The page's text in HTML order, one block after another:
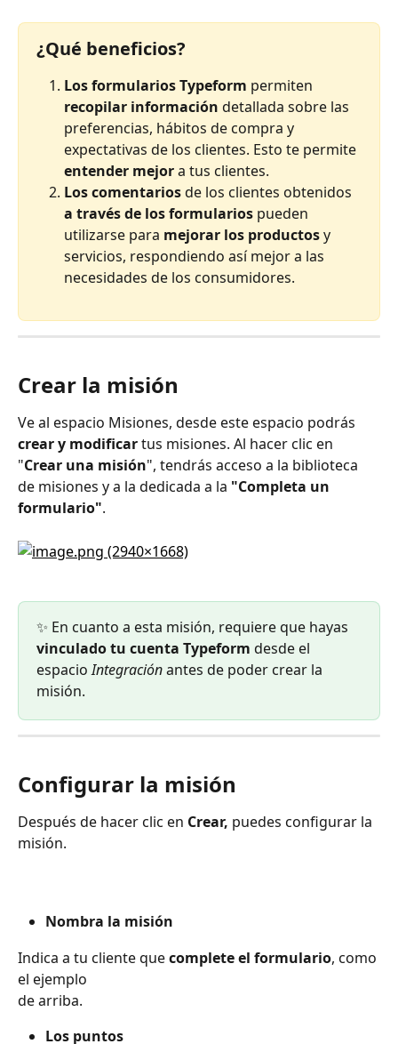
¿Qué beneficios?
Los formularios Typeform permiten
recopilar información detallada sobre las
preferencias, hábitos de compra y
expectativas de los clientes. Esto te permite
entender mejor a tus clientes.
Los comentarios de los clientes obtenidos
a través de los formularios pueden
utilizarse para mejorar los productos y
servicios, respondiendo así mejor a las
necesidades de los consumidores.
Crear la misión
Ve al espacio Misiones, desde este espacio podrás
crear y modificar tus misiones. Al hacer clic en
"Crear una misión", tendrás acceso a la biblioteca
de misiones y a la dedicada a la "Completa un
formulario".
✨ En cuanto a esta misión, requiere que hayas
vinculado tu cuenta Typeform desde el
espacio Integración antes de poder crear la
misión.
Configurar la misión
Después de hacer clic en Crear, puedes configurar la
misión.
Nombra la misión
Indica a tu cliente que complete el formulario, como
el ejemplo
de arriba.
Los puntos